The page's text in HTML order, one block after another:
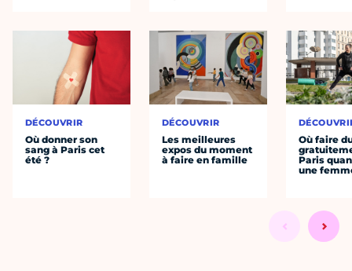
DÉCOUVRIR
Où donner son
sang à Paris cet
été ?
DÉCOUVRIR
Les meilleures
expos du moment
à faire en famille
Où faire
Paris
une